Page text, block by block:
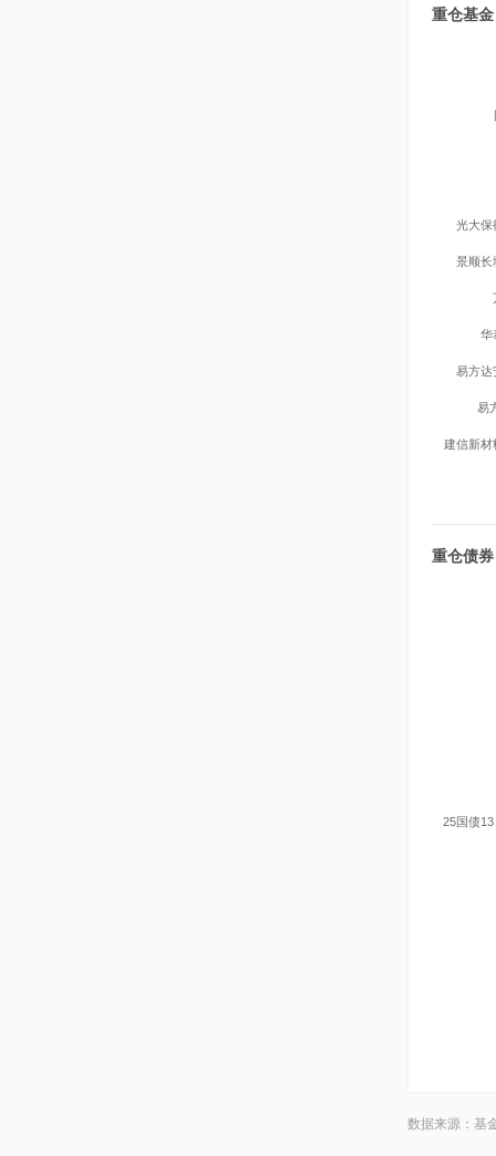
重仓基金
光大保
景顺长
华
易方达
易
建信新材
重仓债券
25国债13
数据来源：基